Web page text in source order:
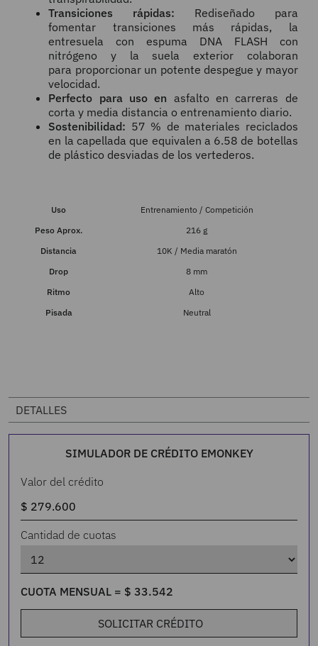
Transiciones rápidas:
Rediseñado para
fomentar transiciones más rápidas, la
entresuela con espuma DNA FLASH con
nitrógeno y la suela exterior colaboran
para proporcionar un potente despegue y mayor
velocidad.
Perfecto para uso en asfalto en carreras de
corta y media distancia o entrenamiento diario.
Sostenibilidad: 57 % de materiales reciclados
en la capellada que equivalen a 6.58 de botellas
de plástico desviadas de los vertederos.
Uso
Entrenamiento / Competición
Peso Aprox.
216 g
Distancia
10K / Media maratón
Drop
8 mm
Ritmo
Alto
Pisada
Neutral
DETALLES
SIMULADOR DE CRÉDITO EMONKEY
Valor del crédito
Cantidad de cuotas
CUOTA MENSUAL = $ 33.542
SOLICITAR CRÉDITO